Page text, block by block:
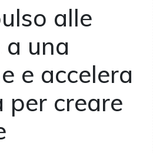
alle
una
e accelera
per creare